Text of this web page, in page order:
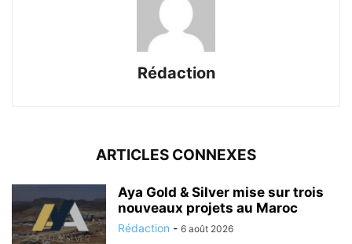
Rédaction
ARTICLES CONNEXES
Aya Gold & Silver mise sur trois
nouveaux projets au Maroc
Rédaction - 6 août 2026